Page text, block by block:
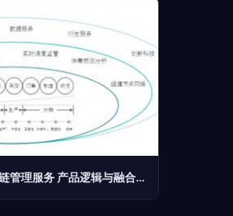
菜鸟网络寄件业务与供应链管理服务 产品逻辑与融合之道